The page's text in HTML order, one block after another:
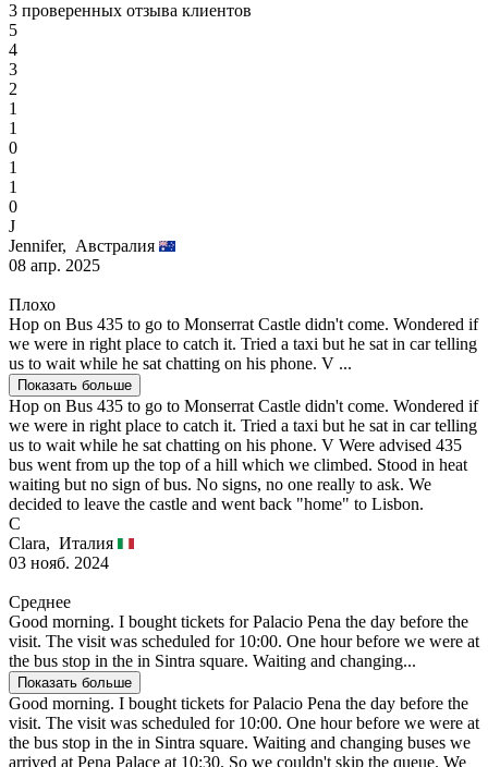
3 проверенных отзыва клиентов
5
4
3
2
1
1
0
1
1
0
J
Jennifer, Австралия
08 апр. 2025
Плохо
Hop on Bus 435 to go to Monserrat Castle didn't come. Wondered if
we were in right place to catch it. Tried a taxi but he sat in car telling
us to wait while he sat chatting on his phone. V ...
Показать больше
Hop on Bus 435 to go to Monserrat Castle didn't come. Wondered if
we were in right place to catch it. Tried a taxi but he sat in car telling
us to wait while he sat chatting on his phone. V Were advised 435
bus went from up the top of a hill which we climbed. Stood in heat
waiting but no sign of bus. No signs, no one really to ask. We
decided to leave the castle and went back "home" to Lisbon.
C
Clara, Италия
03 нояб. 2024
Среднее
Good morning. I bought tickets for Palacio Pena the day before the
visit. The visit was scheduled for 10:00. One hour before we were at
the bus stop in the in Sintra square. Waiting and changing...
Показать больше
Good morning. I bought tickets for Palacio Pena the day before the
visit. The visit was scheduled for 10:00. One hour before we were at
the bus stop in the in Sintra square. Waiting and changing buses we
arrived at Pena Palace at 10:30. So we couldn't skip the queue. We